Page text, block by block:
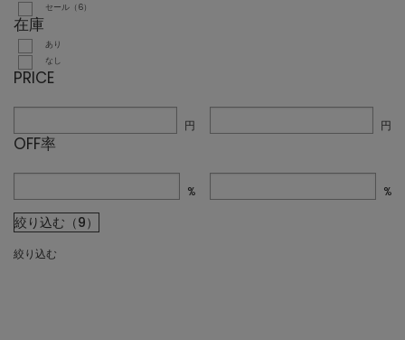
セール（6）
在庫
あり
なし
PRICE
円 円
OFF率
% %
絞り込む（9）
絞り込む